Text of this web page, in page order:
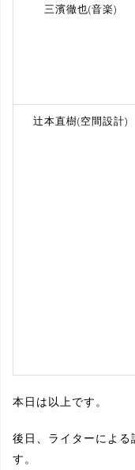
三濱徹也(音楽)
辻本直樹(空間設計)
本日は以上です。
後日、ライターによる
す。